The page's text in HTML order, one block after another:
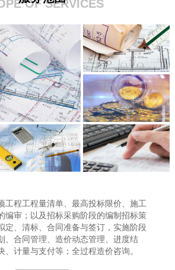
OF SERVICES
工程工程量清单、最高投标限价、施工
编审；以及招标采购阶段的编制招标策
定、清标、合同准备与签订，实施阶段
、合同管理、造价动态管理、进度结
、计量与支付等；全过程造价咨询。